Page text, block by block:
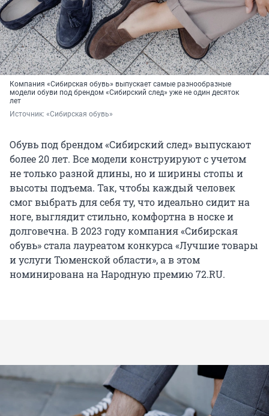
Компания «Сибирская обувь» выпускает самые разнообразные
модели обуви под брендом «Сибирский след» уже не один десяток
лет
Источник: «Сибирская обувь»
Обувь под брендом «Сибирский след» выпускают
более 20 лет. Все модели конструируют с учетом
не только разной длины, но и ширины стопы и
высоты подъема. Так, чтобы каждый человек
смог выбрать для себя ту, что идеально сидит на
ноге, выглядит стильно, комфортна в носке и
долговечна. В 2023 году компания «Сибирская
обувь» стала лауреатом конкурса «Лучшие товары
и услуги Тюменской области», а в этом
номинирована на Народную премию 72.RU.